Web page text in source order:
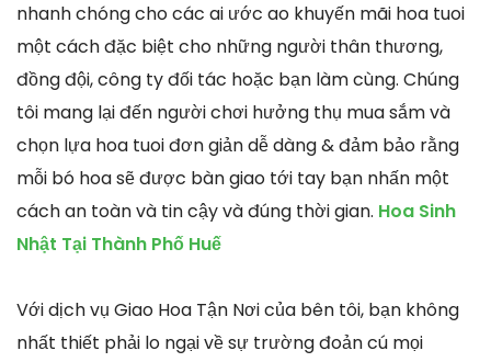
nhanh chóng cho các ai ước ao khuyến mãi hoa tuoi
một cách đặc biệt cho những người thân thương,
đồng đội, công ty đối tác hoặc bạn làm cùng. Chúng
tôi mang lại đến người chơi hưởng thụ mua sắm và
chọn lựa hoa tuoi đơn giản dễ dàng & đảm bảo rằng
mỗi bó hoa sẽ được bàn giao tới tay bạn nhấn một
cách an toàn và tin cậy và đúng thời gian. Hoa Sinh
Nhật Tại Thành Phố Huế
Với dịch vụ Giao Hoa Tận Nơi của bên tôi, bạn không
nhất thiết phải lo ngại về sự trường đoản cú mọi